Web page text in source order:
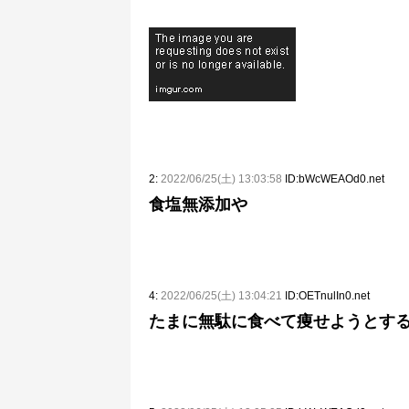
2: 2022/06/25(土) 13:03:58 ID:bWcWEAOd0.net
食塩無添加や
4: 2022/06/25(土) 13:04:21 ID:OETnulIn0.net
たまに無駄に食べて痩せようとす